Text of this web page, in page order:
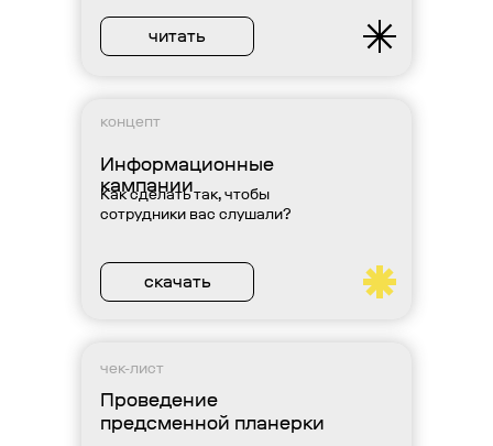
читать
Как сделать так, чтобы
сотрудники вас слушали?
Информационные
кампании
концепт
скачать
Проведение
предсменной планерки
чек-лист